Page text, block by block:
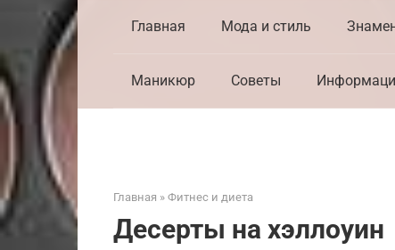
Главная Мода и стиль
Маникюр Советы
Главная » Фитнес и диета
Десерты на хэллоуин